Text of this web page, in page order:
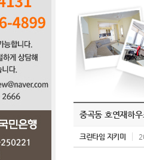
중곡동 호연재하
크린타임 지키미